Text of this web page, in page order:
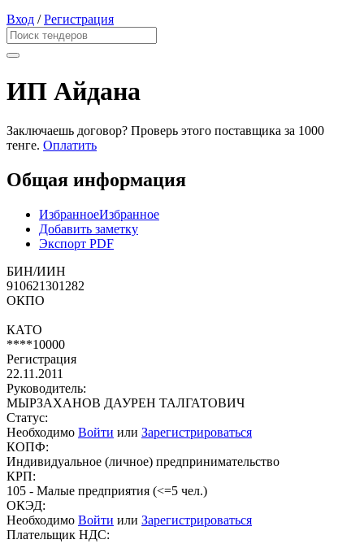
Вход /Регистрация
ИП Айдана
Заключаешь договор? Проверь этого поставщика за 1000
тенге. Оплатить
Общая информация
ИзбранноеИзбранное
Добавить заметку
Экспорт PDF
БИН/ИИН
910621301282
ОКПО
КАТО
****10000
Регистрация
22.11.2011
Руководитель:
МЫРЗАХАНОВ ДАУРЕН ТАЛГАТОВИЧ
Статус:
Необходимо Войти или Зарегистрироваться
КОПФ:
Индивидуальное (личное) предпринимательство
КРП:
105 - Малые предприятия (<=5 чел.)
ОКЭД:
Необходимо Войти или Зарегистрироваться
Плательщик НДС: